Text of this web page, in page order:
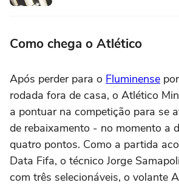
Como chega o Atlético
Após perder para o Fluminense
rodada fora de casa, o Atlético
a pontuar na competição para se
de rebaixamento - no momento a
quatro pontos. Como a partida
Data Fifa, o técnico Jorge
com três selecionáveis, o volante